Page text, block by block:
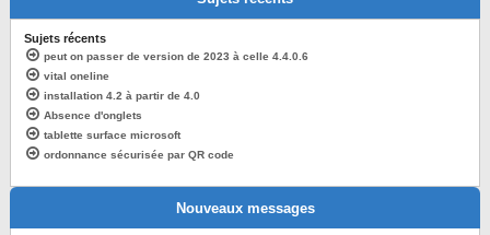
Sujets récents
peut on passer de version de 2023 à celle 4.4.0.6
vital oneline
installation 4.2 à partir de 4.0
Absence d'onglets
tablette surface microsoft
ordonnance sécurisée par QR code
Nouveaux messages